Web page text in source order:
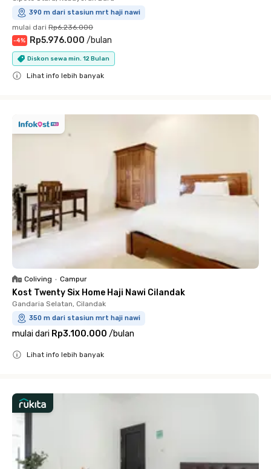
390 m dari stasiun mrt haji nawi
mulai dari Rp6.236.000
-4% Rp5.976.000 /bulan
Diskon sewa min. 12 Bulan
Lihat info lebih banyak
Coliving • Campur
Kost Twenty Six Home Haji Nawi Cilandak
Gandaria Selatan, Cilandak
350 m dari stasiun mrt haji nawi
mulai dari Rp3.100.000 /bulan
Lihat info lebih banyak